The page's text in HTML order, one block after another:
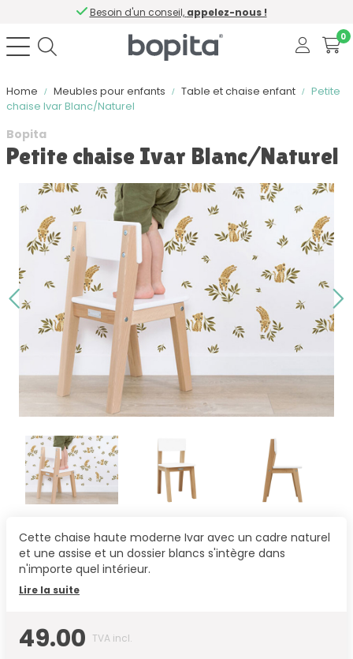
Besoin d'un conseil, appelez-nous !
0
Home Meubles pour enfants Table et chaise enfant
Petite
chaise Ivar Blanc/Naturel
Bopita
Petite chaise Ivar Blanc/Naturel
Cette chaise haute moderne Ivar avec un cadre naturel
et une assise et un dossier blancs s'intègre dans
n'importe quel intérieur.
Lire la suite
49.00 TVA incl.